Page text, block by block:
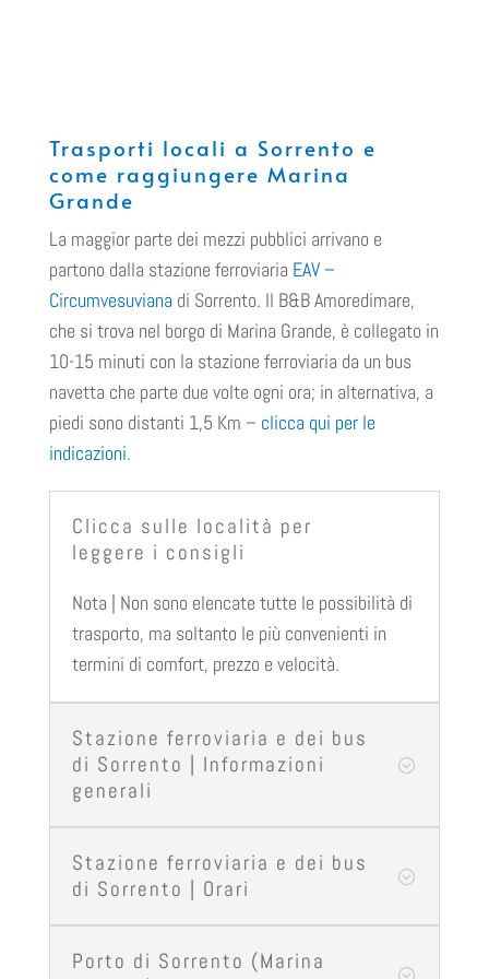
Trasporti locali a Sorrento e
come raggiungere Marina
Grande
La maggior parte dei mezzi pubblici arrivano e
partono dalla stazione ferroviaria EAV –
Circumvesuvianadi Sorrento. Il B&B Amoredimare,
che si trova nel borgo di Marina Grande, è collegato in
10-15 minuti con la stazione ferroviaria da un bus
navetta che parte due volte ogni ora; in alternativa, a
piedi sono distanti 1,5 Km – clicca qui per le
indicazioni.
Clicca sulle località per
leggere i consigli
Nota | Non sono elencate tutte le possibilità di
trasporto, ma soltanto le più convenienti in
termini di comfort, prezzo e velocità.
;
Stazione ferroviaria e dei bus
di Sorrento | Informazioni
generali
;
Stazione ferroviaria e dei bus
di Sorrento | Orari
;
Porto di Sorrento (Marina